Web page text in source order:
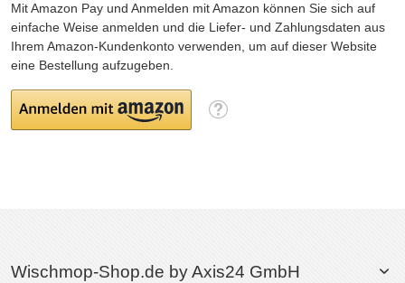
Mit Amazon Pay und Anmelden mit Amazon können Sie sich auf
einfache Weise anmelden und die Liefer- und Zahlungsdaten aus
Ihrem Amazon-Kundenkonto verwenden, um auf dieser Website
eine Bestellung aufzugeben.
Wischmop-Shop.de by Axis24 GmbH